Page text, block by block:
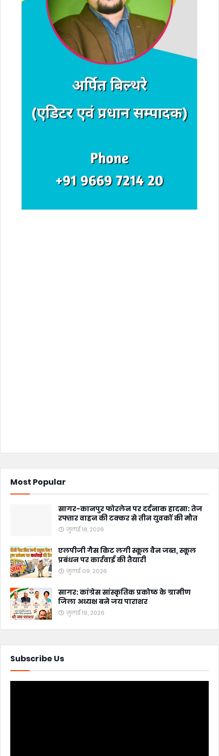
Most Popular
सागर-कानपुर फोरलेन पर दर्दनाक हादसा: तेज
रफ्तार वाहन की टक्कर से तीन युवकों की मौत
जुलाई 18, 2026
एलपीजी गैस किट लगी स्कूल वैन जब्त, स्कूल
प्रबंधन पर कार्रवाई की तैयारी
जुलाई 09, 2026
सागर: कांग्रेस सांस्कृतिक प्रकोष्ठ के ग्रामीण
जिला अध्यक्ष बने जय पाराशर
जुलाई 19, 2026
Subscribe Us